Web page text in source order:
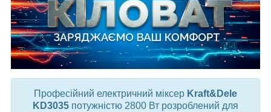
Професійний електричний міксер Kraft&Dele
KD3035 потужністю 2800 Вт розроблений для